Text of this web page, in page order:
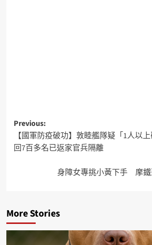
Previous:
【國軍防疫破功】敦睦艦隊疑「1人以
回7百多名已返家官兵隔離
身障女專挑小黃下手 摩鐵
More Stories